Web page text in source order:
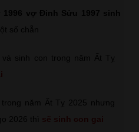
vợ Đinh Sửu 1997 sinh
số chẵn
và sinh con trong năm Ất Tỵ
năm Ất Tỵ 2025 nhưng
2026 thì sẽ sinh con gai